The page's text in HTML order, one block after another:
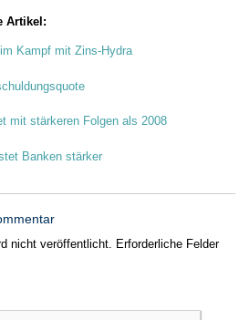
Artikel:
Kampf mit Zins-Hydra
mit stärkeren Folgen als 2008
Banken stärker
nicht veröffentlicht. Erforderliche Felder